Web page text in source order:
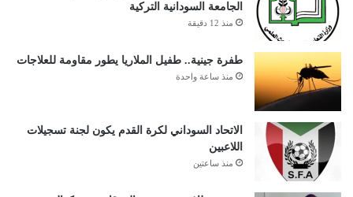
الجامعة السودانية التركية
منذ 12 دقيقة
طفرة جينية.. طفيل الملاريا يطور مقاومة للعلاجات
منذ ساعة واحدة
الاتحاد السوداني لكرة القدم يكون لجنة تسجيلات
اللاعبين
منذ ساعتين